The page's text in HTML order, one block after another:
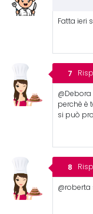
Fatta ieri
perchè è
si può
@roberta